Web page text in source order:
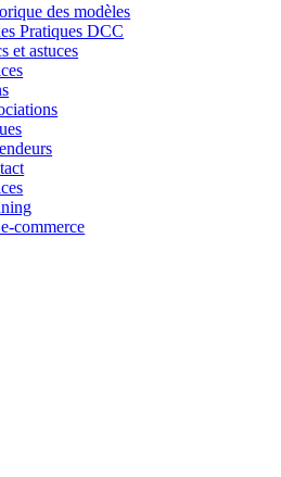
des modèles
Pratiques DCC
et astuces
commerce